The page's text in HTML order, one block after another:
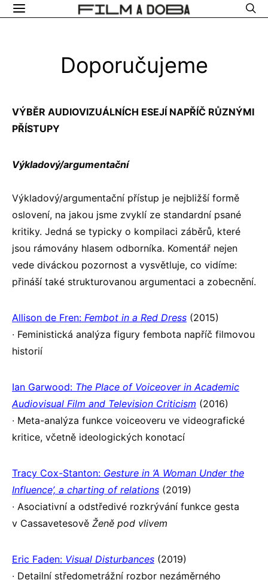
Doporučujeme
VÝBĚR AUDIOVIZUÁLNÍCH ESEJÍ NAPŘÍČ RŮZNÝMI
PŘÍSTUPY
Výkladový/argumentační
Výkladový/argumentační přístup je nejbližší formě
oslovení, na jakou jsme zvyklí ze standardní psané
kritiky. Jedná se typicky o kompilaci záběrů, které
jsou rámovány hlasem odborníka. Komentář nejen
vede diváckou pozornost a vysvětluje, co vidíme:
přináší také strukturovanou argumentaci a zobecnění.
Allison de Fren: Fembot in a Red Dress (2015)
∙ Feministická analýza figury fembota napříč filmovou
historií
Ian Garwood: The Place of Voiceover in Academic
Audiovisual Film and Television Criticism (2016)
∙ Meta-analýza funkce voiceoveru ve videografické
kritice, včetně ideologických konotací
Tracy Cox-Stanton: Gesture in ‘A Woman Under the
Influence’, a charting of relations (2019)
∙ Asociativní a odstředivé rozkrývání funkce gesta
v Cassavetesově Ženě pod vlivem
Eric Faden: Visual Disturbances (2019)
∙ Detailní středometrážní rozbor nezáměrného